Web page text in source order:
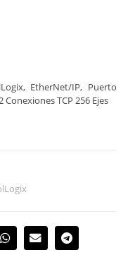
EtherNet/IP, Puerto
TCP 256 Ejes